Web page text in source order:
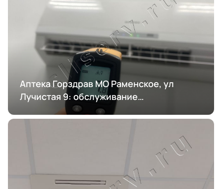
Аптека Горздрав МО Раменское, ул
Лучистая 9: обслуживание
кондиционирования